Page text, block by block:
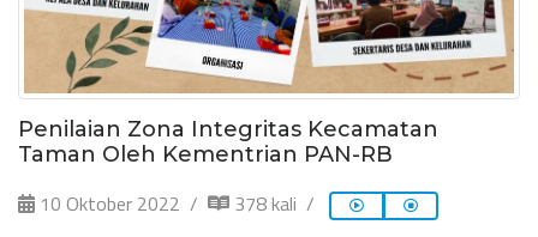
Penilaian Zona Integritas Kecamatan
Taman Oleh Kementrian PAN-RB
10 Oktober 2022
378 kali